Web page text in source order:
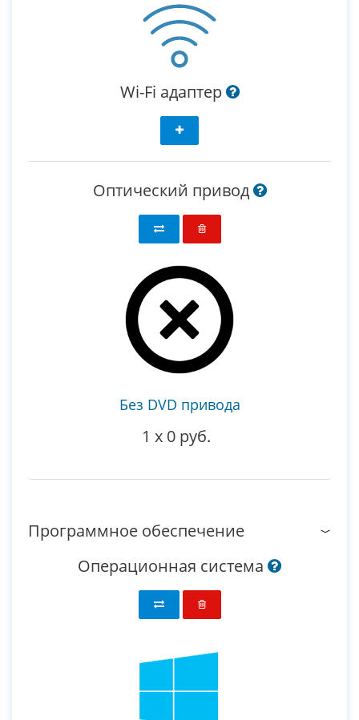
Wi-Fi адаптер
Оптический привод
Без DVD привода
1 x 0 руб.
Программное обеспечение
Операционная система